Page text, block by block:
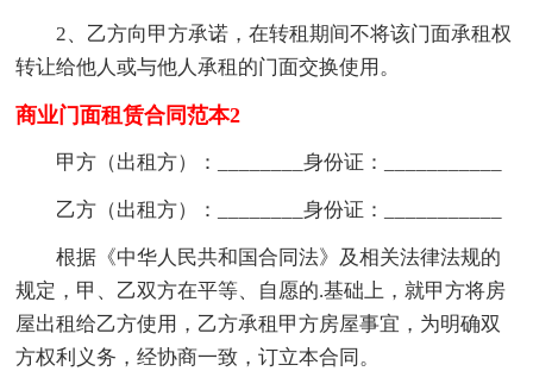
2、乙方向甲方承诺，在转租期间不将该门面承租权
转让给他人或与他人承租的门面交换使用。
商业门面租赁合同范本2
甲方（出租方）：________身份证：___________
乙方（出租方）：________身份证：___________
根据《中华人民共和国合同法》及相关法律法规的
规定，甲、乙双方在平等、自愿的.基础上，就甲方将房
屋出租给乙方使用，乙方承租甲方房屋事宜，为明确双
方权利义务，经协商一致，订立本合同。